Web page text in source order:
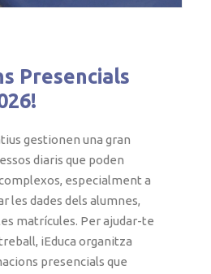
Presencials
gestionen una gran
diaris que poden
especialment a
les dades dels alumnes,
matrícules. Per ajudar-te
iEduca organitza
presencials que